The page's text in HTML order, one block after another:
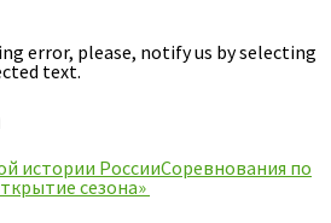
error, please, notify us by selecting
text.
истории РоссииCоревнования по
сезона»